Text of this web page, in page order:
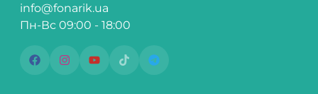
info@fonarik.ua
Пн-Вс 09:00 - 18:00